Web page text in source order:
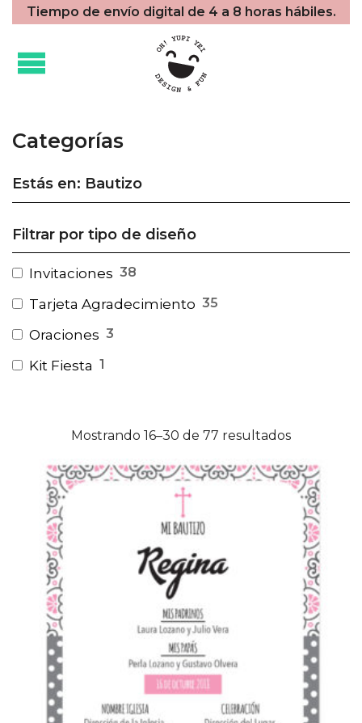
Tiempo de envío digital de 4 a 8 horas hábiles.
Categorías
Estás en: Bautizo
Filtrar por tipo de diseño
Invitaciones 38
Tarjeta Agradecimiento 35
Oraciones 3
Kit Fiesta 1
Mostrando 16–30 de 77 resultados